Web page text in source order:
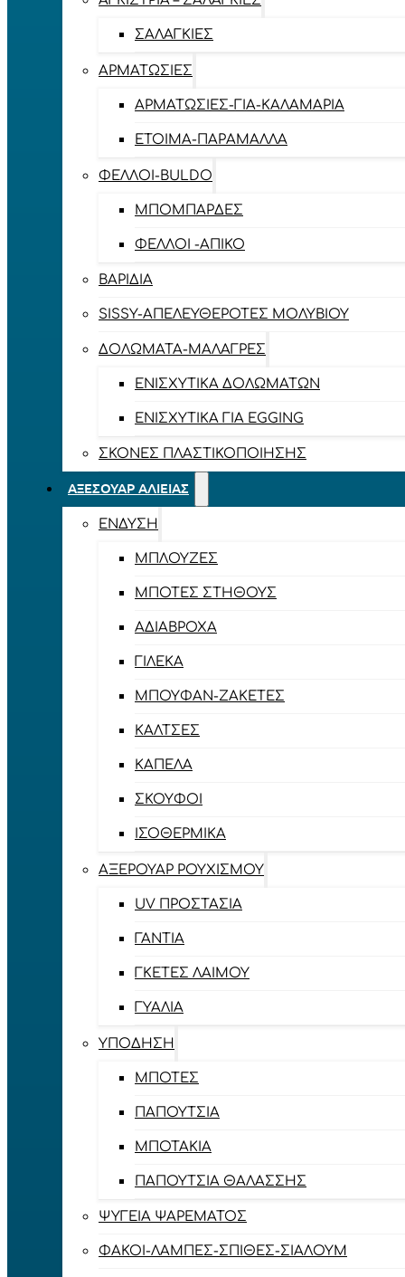
ΣΑΛΑΓΚΙΈΣ
ΑΡΜΑΤΩΣΙΈΣ
ΑΡΜΑΤΩΣΙΈΣ-ΓΙΑ-ΚΑΛΑΜΆΡΙΑ
ΈΤΟΙΜΑ-ΠΑΡΆΜΑΛΛΑ
ΦΕΛΛΟΊ-BULDO
ΜΠΟΜΠΆΡΔΕΣ
ΦΕΛΛΟΊ -ΑΠΊΚΟ
ΒΑΡΊΔΙΑ
SISSY-ΑΠΕΛΕΥΘΕΡΟΤΈΣ ΜΟΛΥΒΙΟΎ
ΔΟΛΏΜΑΤΑ-ΜΑΛΆΓΡΕΣ
ΕΝΙΣΧΥΤΙΚΆ ΔΟΛΩΜΆΤΩΝ
ΕΝΙΣΧΥΤΙΚΆ ΓΙΑ EGGING
ΣΚΌΝΕΣ ΠΛΑΣΤΙΚΟΠΟΊΗΣΗΣ
ΑΞΕΣΟΥΆΡ ΑΛΙΕΊΑΣ
ΈΝΔΥΣΗ
ΜΠΛΟΎΖΕΣ
ΜΠΌΤΕΣ ΣΤΉΘΟΥΣ
ΑΔΙΆΒΡΟΧΑ
ΓΙΛΈΚΑ
ΜΠΟΥΦΆΝ-ΖΑΚΈΤΕΣ
ΚΆΛΤΣΕΣ
ΚΑΠΈΛΑ
ΣΚΟΎΦΟΙ
ΙΣΟΘΕΡΜΙΚΆ
ΑΞΕΡΟΥΆΡ ΡΟΥΧΙΣΜΟΎ
UV ΠΡΟΣΤΑΣΊΑ
ΓΆΝΤΙΑ
ΓΚΈΤΕΣ ΛΑΊΜΟΥ
ΓΥΑΛΙΆ
ΥΠΌΔΗΣΗ
ΜΠΌΤΕΣ
ΠΑΠΟΎΤΣΙΑ
ΜΠΟΤΆΚΙΑ
ΠΑΠΟΎΤΣΙΑ ΘΑΛΆΣΣΗΣ
ΨΥΓΕΊΑ ΨΑΡΈΜΑΤΟΣ
ΦΑΚΟΊ-ΛΆΜΠΕΣ-ΣΠΊΘΕΣ-ΣΊΑΛΟΥΜ